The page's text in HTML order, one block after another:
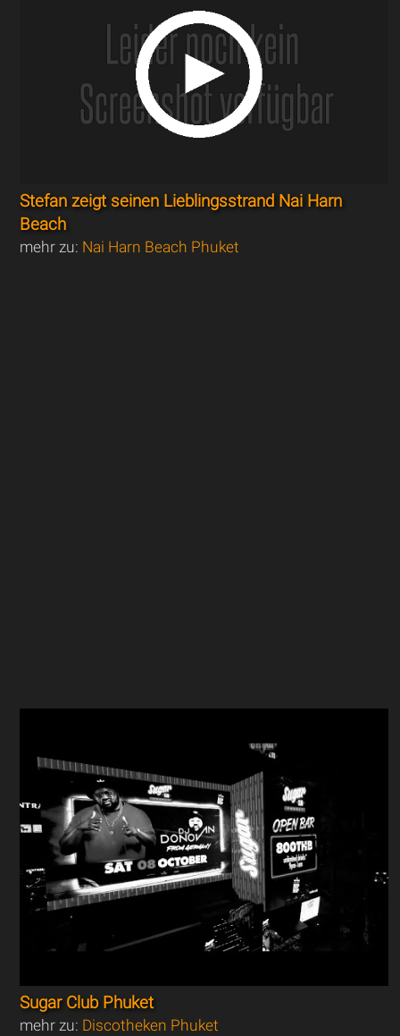
Stefan zeigt seinen Lieblingsstrand Nai Harn
Beach
mehr zu: Nai Harn Beach Phuket
Sugar Club Phuket
mehr zu: Discotheken Phuket